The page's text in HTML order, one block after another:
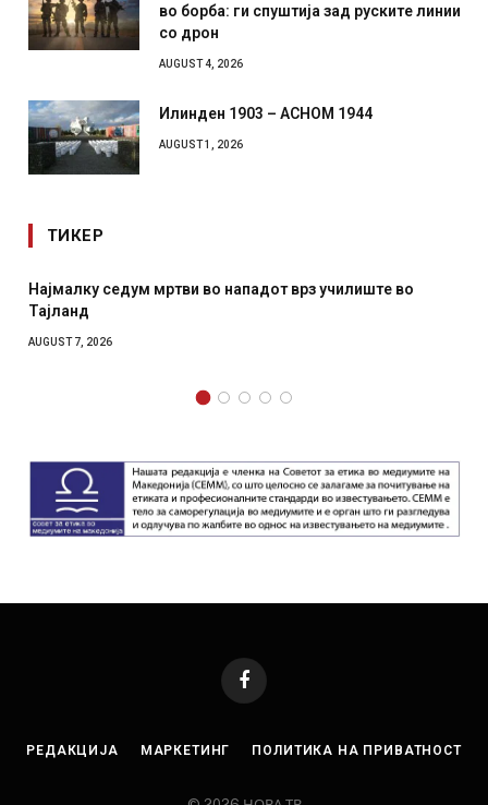
во борба: ги спуштија зад руските линии
со дрон
AUGUST 4, 2026
Илинден 1903 – АСНОМ 1944
AUGUST 1, 2026
ТИКЕР
во нападот врз училиште во
СОЗИС: Украинците
Facebook
РЕДАКЦИЈА МАРКЕТИНГ ПОЛИТИКА НА ПРИВАТНОСТ